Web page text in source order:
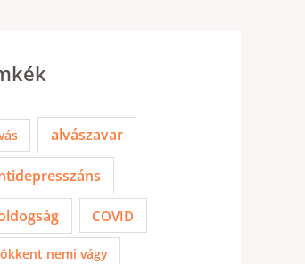
alvászavar
COVID
nemi vágy